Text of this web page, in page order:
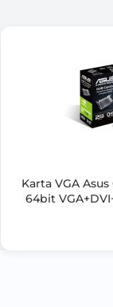
Karta VGA Asus
64bit